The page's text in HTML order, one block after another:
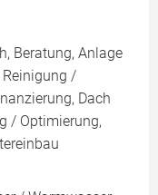
Beratung, Anlage
/
Dach
/ Optimierung,